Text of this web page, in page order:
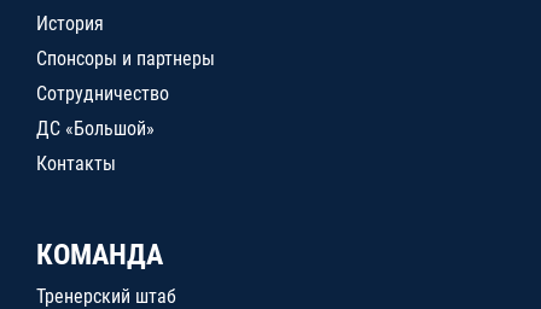
История
Спонсоры и партнеры
Сотрудничество
ДС «Большой»
Контакты
КОМАНДА
Тренерский штаб